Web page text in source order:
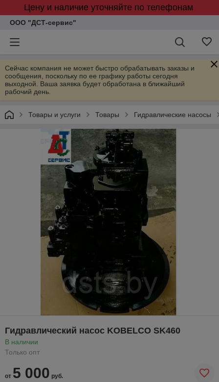
Цену и наличие уточняйте по телефонам
ООО "ДСТ-сервис"
Сейчас компания не может быстро обрабатывать заказы и
сообщения, поскольку по ее графику работы сегодня
выходной. Ваша заявка будет обработана в ближайший
рабочий день.
Товары и услуги Товары Гидравлические насосы
Гидравлический насос KOBELCO SK460
В наличии
Только опт
от 5 000 руб.